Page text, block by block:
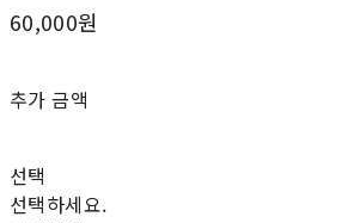
60,000원
추가 금액
선택
선택하세요.